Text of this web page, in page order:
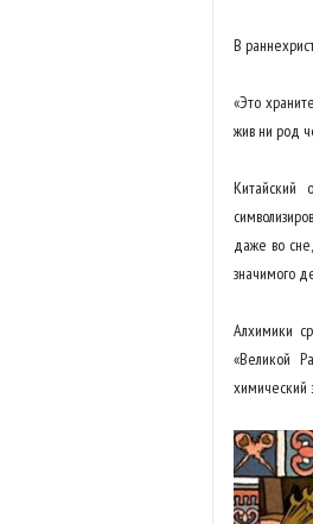
В
«Это
жив ни род
Китайский
даже во
значимого
Алхимики
«Великой
химический